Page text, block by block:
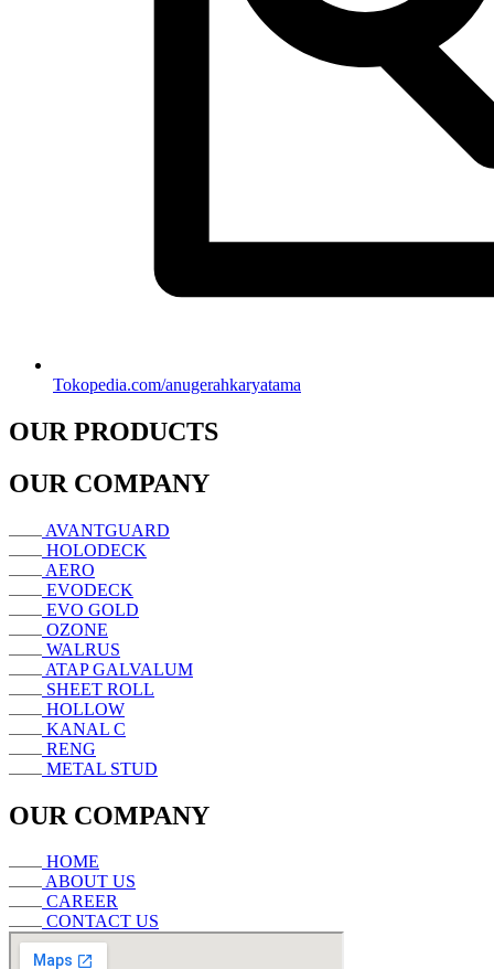
Tokopedia.com/anugerahkaryatama
OUR PRODUCTS
OUR COMPANY
AVANTGUARD
HOLODECK
AERO
EVODECK
EVO GOLD
OZONE
WALRUS
ATAP GALVALUM
SHEET ROLL
HOLLOW
KANAL C
RENG
METAL STUD
OUR COMPANY
HOME
ABOUT US
CAREER
CONTACT US